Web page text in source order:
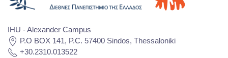
IHU - Alexander Campus
P.O BOX 141, P.C. 57400 Sindos, Thessaloniki
+30.2310.013522